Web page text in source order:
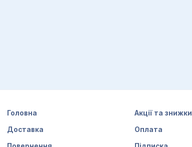
Головна Акції та знижки
Доставка Оплата